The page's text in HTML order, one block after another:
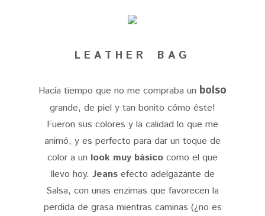
L E A T H E R B A G
Hacía tiempo que no me compraba un bolso
grande, de piel y tan bonito cómo éste!
Fueron sus colores y la calidad lo que me
animó, y es perfecto para dar un toque de
color a un look muy básico como el que
llevo hoy. Jeans efecto adelgazante de
Salsa, con unas enzimas que favorecen la
perdida de grasa mientras caminas (¿no es